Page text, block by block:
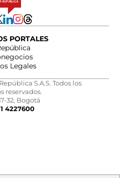
PORTALES
Legales
S.A.S. Todos los
reservados.
32, Bogotá
4227600